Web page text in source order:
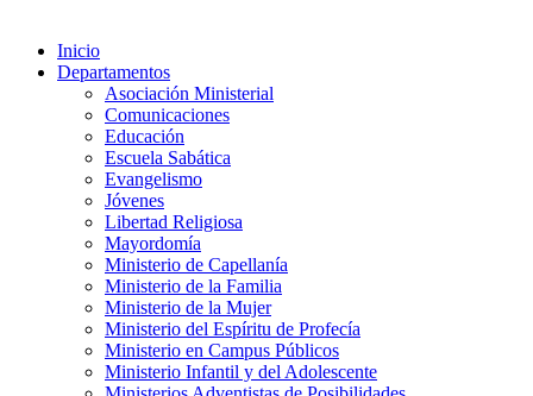
Inicio
Departamentos
Asociación Ministerial
Comunicaciones
Educación
Escuela Sabática
Evangelismo
Jóvenes
Libertad Religiosa
Mayordomía
Ministerio de Capellanía
Ministerio de la Familia
Ministerio de la Mujer
Ministerio del Espíritu de Profecía
Ministerio en Campus Públicos
Ministerio Infantil y del Adolescente